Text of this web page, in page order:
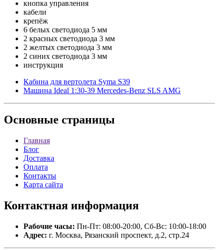
кнопка управления
кабели
крепёж
6 белых светодиода 5 мм
2 красных светодиода 3 мм
2 желтых светодиода 3 мм
2 синих светодиода 3 мм
инструкция
Кабина для вертолета Syma S39
Машина Ideal 1:30-39 Mercedes-Benz SLS AMG
Основные страницы
Главная
Блог
Доставка
Оплата
Контакты
Карта сайта
Контактная информация
Рабочие часы: Пн-Пт: 08:00-20:00, Сб-Вс: 10:00-18:00
Адрес: г. Москва, Рязанский проспект, д.2, стр.24